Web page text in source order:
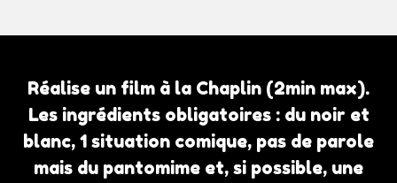
Réalise un film à la Chaplin (2min max).
Les ingrédients obligatoires : du noir et
blanc, 1 situation comique, pas de parole
mais du pantomime et, si possible, une